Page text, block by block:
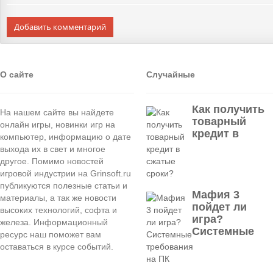
Добавить комментарий
О сайте
На нашем сайте вы найдете
онлайн игры, новинки игр на
компьютер, информацию о дате
выхода их в свет и многое
другое. Помимо новостей
игровой индустрии на Grinsoft.ru
публикуются полезные статьи и
материалы, а так же новости
высоких технологий, софта и
железа. Информационный
ресурс наш поможет вам
оставаться в курсе событий.
Случайные
Как получить
товарный
кредит в
Мафия 3
пойдет ли
игра?
Системные